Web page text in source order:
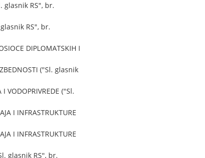
glasnik RS", br.
glasnik RS", br.
DIPLOMATSKIH I
("Sl. glasnik
I VODOPRIVREDE ("Sl.
I INFRASTRUKTURE
I INFRASTRUKTURE
glasnik RS", br.